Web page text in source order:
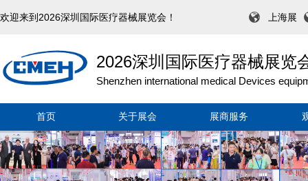
欢迎来到2026深圳国际医疗器械展览会！ 上海展
2026深圳国际医疗器械展览
Shenzhen international medical Devices
首页 关于展会 展商服务